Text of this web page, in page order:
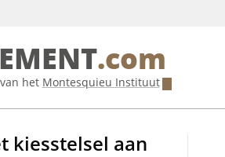
.com
het Montesquieu Instituut
kiesstelsel aan